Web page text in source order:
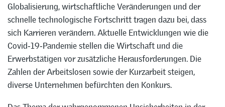
Globalisierung, wirtschaftliche Veränderungen und der
schnelle technologische Fortschritt tragen dazu bei, dass
sich Karrieren verändern. Aktuelle Entwicklungen wie die
Covid‑19‑Pandemie stellen die Wirtschaft und die
Erwerbstätigen vor zusätzliche Herausforderungen. Die
Zahlen der Arbeitslosen sowie der Kurzarbeit steigen,
diverse Unternehmen befürchten den Konkurs.